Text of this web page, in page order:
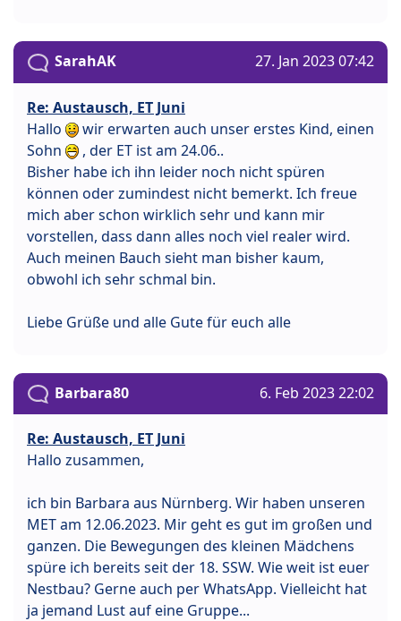
SarahAK 27. Jan 2023 07:42
Re: Austausch, ET Juni
Hallo
wir erwarten auch unser erstes Kind, einen
Sohn
, der ET ist am 24.06..
Bisher habe ich ihn leider noch nicht spüren
können oder zumindest nicht bemerkt. Ich freue
mich aber schon wirklich sehr und kann mir
vorstellen, dass dann alles noch viel realer wird.
Auch meinen Bauch sieht man bisher kaum,
obwohl ich sehr schmal bin.
Liebe Grüße und alle Gute für euch alle
Barbara80 6. Feb 2023 22:02
Re: Austausch, ET Juni
Hallo zusammen,
ich bin Barbara aus Nürnberg. Wir haben unseren
MET am 12.06.2023. Mir geht es gut im großen und
ganzen. Die Bewegungen des kleinen Mädchens
spüre ich bereits seit der 18. SSW. Wie weit ist euer
Nestbau? Gerne auch per WhatsApp. Vielleicht hat
ja jemand Lust auf eine Gruppe...